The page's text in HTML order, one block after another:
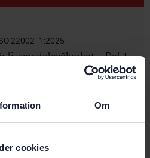
Om
cookies
22002-1:2025
livsmedelssäkerhet – Del 1:
(ISO 22002-1:2025, IDT)
Pris:789 SEK